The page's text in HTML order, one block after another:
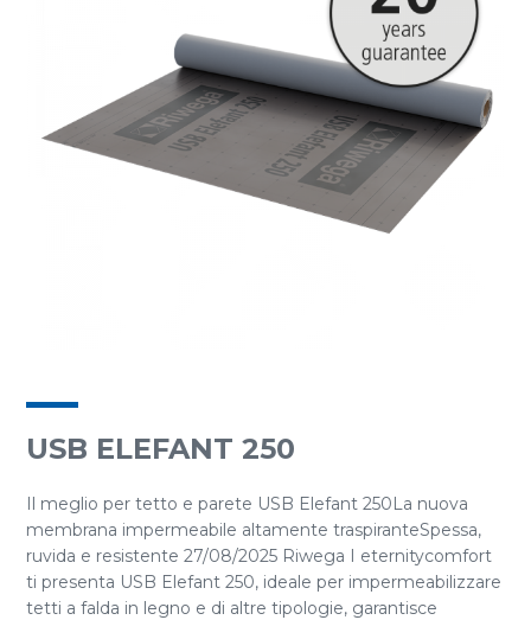
USB ELEFANT 250
Il meglio per tetto e parete USB Elefant 250La nuova
membrana impermeabile altamente traspiranteSpessa,
ruvida e resistente 27/08/2025 Riwega I eternitycomfort
ti presenta USB Elefant 250, ideale per impermeabilizzare
tetti a falda in legno e di altre tipologie, garantisce